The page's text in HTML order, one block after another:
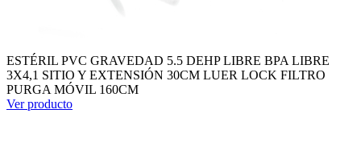
ESTÉRIL PVC GRAVEDAD 5.5 DEHP LIBRE BPA LIBRE
3X4,1 SITIO Y EXTENSIÓN 30CM LUER LOCK FILTRO
PURGA MÓVIL 160CM
Ver producto